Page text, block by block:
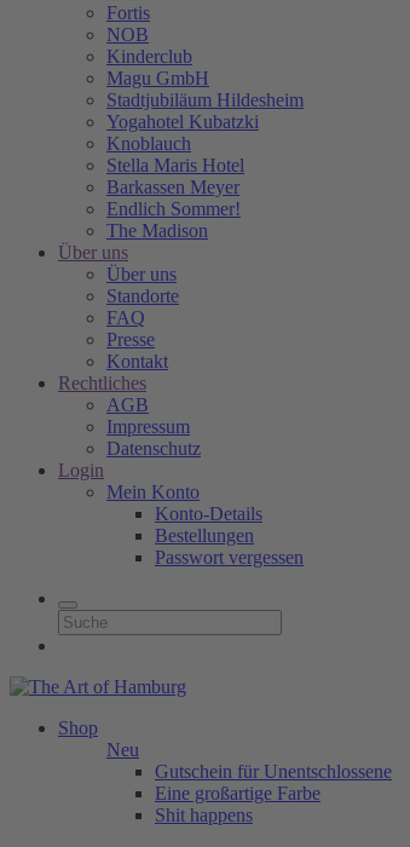
Fortis
NOB
Kinderclub
Magu GmbH
Stadtjubiläum Hildesheim
Yogahotel Kubatzki
Knoblauch
Stella Maris Hotel
Barkassen Meyer
Endlich Sommer!
The Madison
Über uns
Über uns
Standorte
FAQ
Presse
Kontakt
Rechtliches
AGB
Impressum
Datenschutz
Login
Mein Konto
Konto-Details
Bestellungen
Passwort vergessen
Shop
Neu
Gutschein für Unentschlossene
Eine großartige Farbe
Shit happens